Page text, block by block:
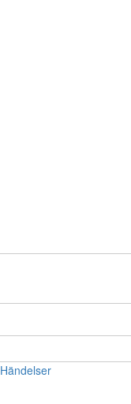
Händelser